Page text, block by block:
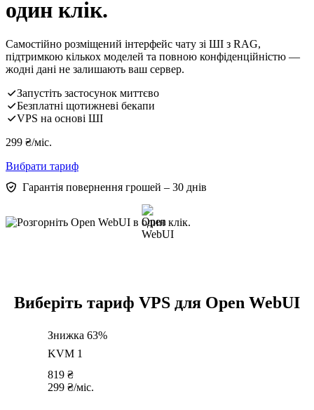
один клік.
Самостійно розміщений інтерфейс чату зі ШІ з RAG,
підтримкою кількох моделей та повною конфіденційністю —
жодні дані не залишають ваш сервер.
Запустіть застосунок миттєво
Безплатні щотижневі бекапи
VPS на основі ШІ
299 ₴/міс.
Вибрати тариф
Гарантія повернення грошей – 30 днів
Виберіть тариф VPS для Open WebUI
Знижка 63%
KVM 1
819 ₴
299 ₴/міс.